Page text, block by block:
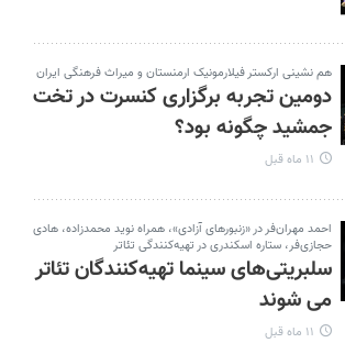
هم نشینی ارکستر فیلارمونیک ارمنستان و میراث فرهنگی ایران
دومین تجربه برگزاری کنسرت در تخت
جمشید چگونه بود؟‌
۱۱ ماه قبل
احمد مهران‌فر در «زنبورهای آزادی»، همراه نوید محمدزاده، ‌هادی
حجازی‌فر، ستاره اسکندری در تهیه‌کنندگی تئاتر
سلبریتی‌های سینما تهیه‌کنندگان تئاتر
می شوند
۱۱ ماه قبل